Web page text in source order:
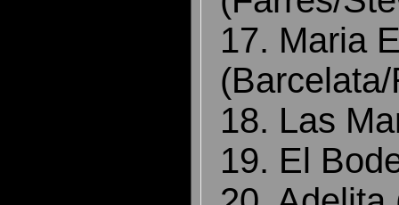
17. Maria
18. Las
19. El